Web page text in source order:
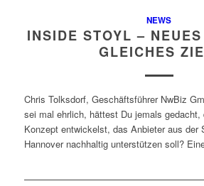
NEWS
INSIDE STOYL –
GLEICHES
Chris Tolksdorf, Geschäftsführer NwBiz
sei mal ehrlich, hättest Du jemals gedacht,
Konzept entwickelst, das Anbieter aus der
Hannover nachhaltig unterstützen soll?